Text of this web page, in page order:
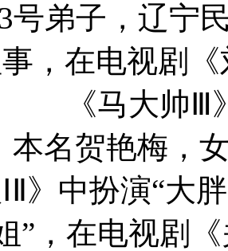
号弟子，辽宁
，在电视剧《
《马大帅Ⅲ
本名贺艳梅，
ⅠⅡ》中扮演“大
”，在电视剧